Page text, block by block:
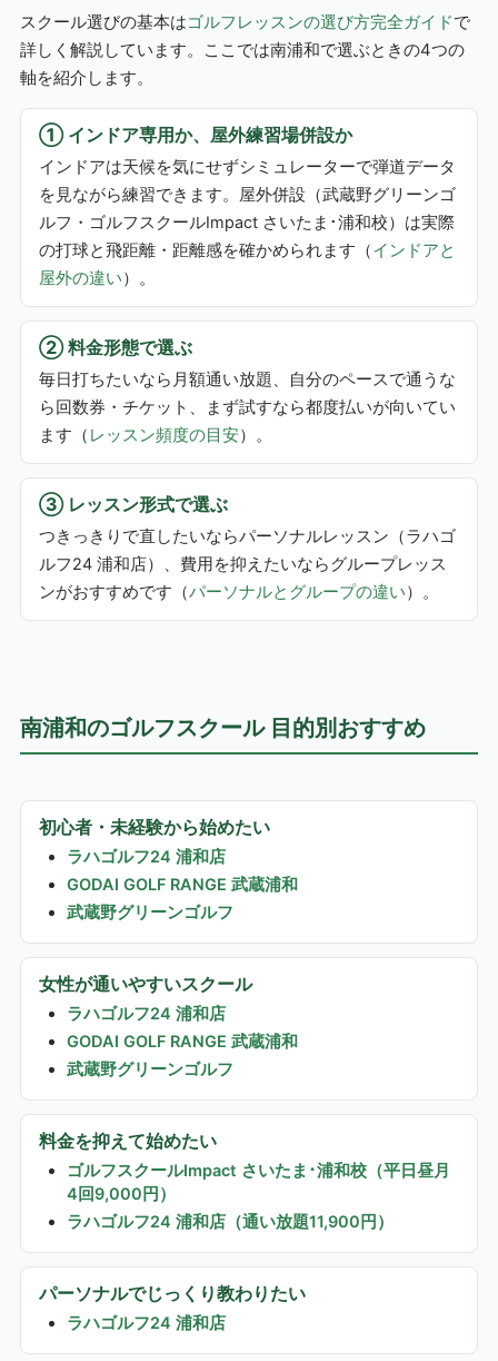
スクール選びの基本はゴルフレッスンの選び方完全ガイドで
詳しく解説しています。ここでは南浦和で選ぶときの4つの
軸を紹介します。
① インドア専用か、屋外練習場併設か
インドアは天候を気にせずシミュレーターで弾道データ
を見ながら練習できます。屋外併設（武蔵野グリーンゴ
ルフ・ゴルフスクールImpact さいたま･浦和校）は実際
の打球と飛距離・距離感を確かめられます（インドアと
屋外の違い）。
② 料金形態で選ぶ
毎日打ちたいなら月額通い放題、自分のペースで通うな
ら回数券・チケット、まず試すなら都度払いが向いてい
ます（ レッスン頻度の目安）。
③ レッスン形式で選ぶ
つきっきりで直したいならパーソナルレッスン（ラハゴ
ルフ24 浦和店）、費用を抑えたいならグループレッス
ンがおすすめです（パーソナルとグループの違い）。
南浦和のゴルフスクール 目的別おすすめ
初心者・未経験から始めたい
ラハゴルフ24 浦和店
GODAI GOLF RANGE 武蔵浦和
武蔵野グリーンゴルフ
女性が通いやすいスクール
ラハゴルフ24 浦和店
GODAI GOLF RANGE 武蔵浦和
武蔵野グリーンゴルフ
料金を抑えて始めたい
ゴルフスクールImpact さいたま･浦和校（平日昼月
4回9,000円）
ラハゴルフ24 浦和店（通い放題11,900円）
パーソナルでじっくり教わりたい
ラハゴルフ24 浦和店